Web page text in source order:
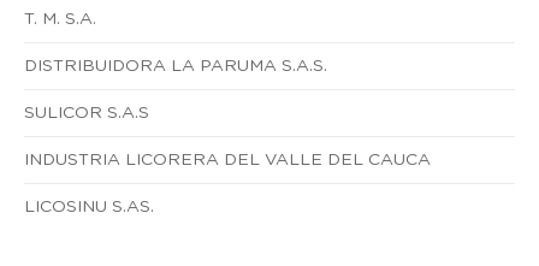
T. M. S.A.
DISTRIBUIDORA LA PARUMA S.A.S.
SULICOR S.A.S
INDUSTRIA LICORERA DEL VALLE DEL CAUCA
LICOSINU S.AS.